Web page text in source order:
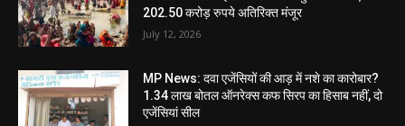
202.50 करोड़ रुपये अतिरिक्त मंजूर
July 12, 2026
MP News: दवा एजेंसियों की आड़ में नशे का कारोबार?
1.34 लाख बोतल ऑनरेक्स कफ सिरप का हिसाब नहीं, दो
एजेंसियां सील